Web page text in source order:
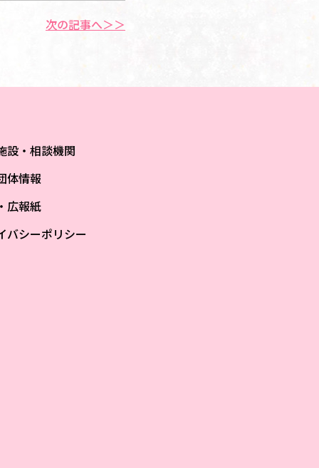
次の記事へ＞＞
設・相談機関
体情報
広報紙
バシーポリシー